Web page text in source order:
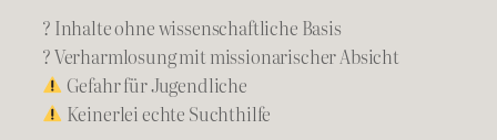
? Inhalte ohne wissenschaftliche Basis
? Verharmlosung mit missionarischer Absicht
Gefahr für Jugendliche
Keinerlei echte Suchthilfe